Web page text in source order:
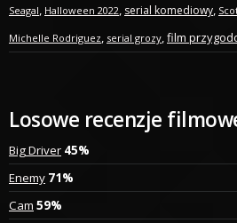
Seagal, Halloween 2022, serial komediowy,
Michelle Rodriguez, serial grozy,film
Losowe recenzje
Big Driver 45%
Enemy 71%
Cam 59%